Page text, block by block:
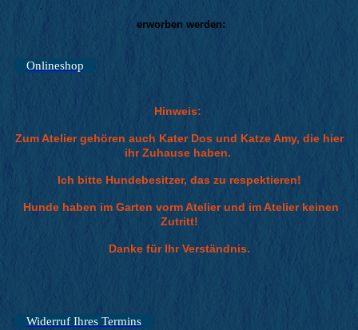
erworben werden:
Onlineshop
Hinweis:
Zum Atelier gehören auch Kater Dos und Katze Amy, die hier
ihr Zuhause haben.
Ich bitte Hundebesitzer, das zu respektieren!
Hunde haben im Garten vorm Atelier und im Atelier keinen
Zutritt!
Danke für Ihr Verständnis.
Widerruf Ihres Termins